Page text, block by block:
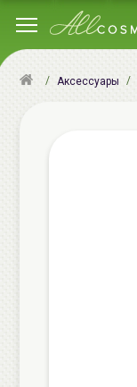
Аксессуары